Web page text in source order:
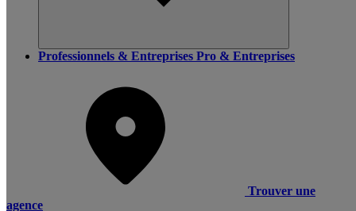
Professionnels & Entreprises Pro & Entreprises
Trouver une
agence